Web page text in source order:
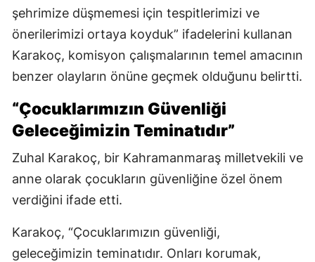
şehrimize düşmemesi için tespitlerimizi ve
önerilerimizi ortaya koyduk” ifadelerini kullanan
Karakoç, komisyon çalışmalarının temel amacının
benzer olayların önüne geçmek olduğunu belirtti.
“Çocuklarımızın Güvenliği
Geleceğimizin Teminatıdır”
Zuhal Karakoç, bir Kahramanmaraş milletvekili ve
anne olarak çocukların güvenliğine özel önem
verdiğini ifade etti.
Karakoç, “Çocuklarımızın güvenliği,
geleceğimizin teminatıdır. Onları korumak,